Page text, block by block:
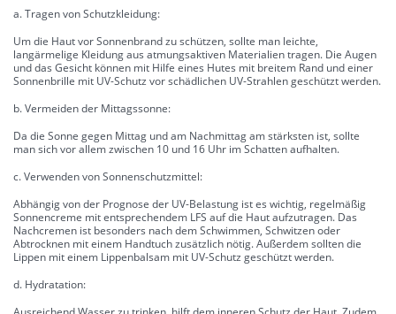
a. Tragen von Schutzkleidung:
Um die Haut vor Sonnenbrand zu schützen, sollte man leichte,
langärmelige Kleidung aus atmungsaktiven Materialien tragen. Die Augen
und das Gesicht können mit Hilfe eines Hutes mit breitem Rand und einer
Sonnenbrille mit UV-Schutz vor schädlichen UV-Strahlen geschützt werden.
b. Vermeiden der Mittagssonne:
Da die Sonne gegen Mittag und am Nachmittag am stärksten ist, sollte
man sich vor allem zwischen 10 und 16 Uhr im Schatten aufhalten.
c. Verwenden von Sonnenschutzmittel:
Abhängig von der Prognose der UV-Belastung ist es wichtig, regelmäßig
Sonnencreme mit entsprechendem LFS auf die Haut aufzutragen. Das
Nachcremen ist besonders nach dem Schwimmen, Schwitzen oder
Abtrocknen mit einem Handtuch zusätzlich nötig. Außerdem sollten die
Lippen mit einem Lippenbalsam mit UV-Schutz geschützt werden.
d. Hydratation: